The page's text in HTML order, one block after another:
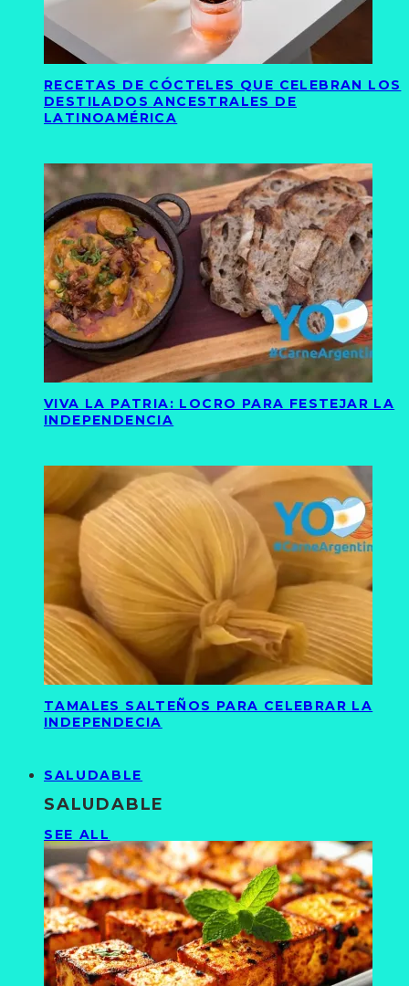
RECETAS DE CÓCTELES QUE CELEBRAN LOS
DESTILADOS ANCESTRALES DE
LATINOAMÉRICA
VIVA LA PATRIA: LOCRO PARA FESTEJAR LA
INDEPENDENCIA
TAMALES SALTEÑOS PARA CELEBRAR LA
INDEPENDECIA
SALUDABLE
SALUDABLE
SEE ALL